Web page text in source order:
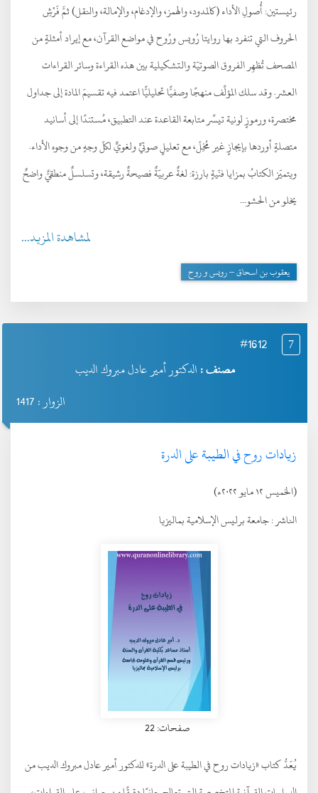
رئيستين: أُصولِ الأداء (كالمدود، والهمز، والإدغام، والإمالة، والنقل) ثمَّ فَرْشِ
الحروف التي تنفرد بها روايتا رُويس ورُوح في مواضع القرآن، مع إيراد أمثلةٍ من
المصحف تُظهِر الفروق الصوتيّة والتشكيلية بين هذه القراءة وسائر القراءات
العشر. وقد سلك المؤلِّف منهجًا وصفيًّا تحليليًّا اعتمد فيه تقسيمَ المادة إلى جداول
مختصرة، ورموزٍ لونية تيسِّر متابعة القاعدة عند التطبيق، مُستندًا إلى أسانيد
متصلةٍ أوردها بإيجازٍ غير مُخِلّ، مع تعليلٍ صوتيٍّ ولغويٍّ لكلّ وجهٍ من وجوه الأداء.
ويتميّز الكتابُ بمزايا فنّيةٍ بارزة: لغةٌ عربيّةٌ فصيحةٌ رشيقة، وتسلسلٌ منطقيٌّ واضحٌ
يخلو من الحشو...
لمشاهدة المزيد...
يعقوب بن اسحاق – رويس و روح
7
#1612
مصنف : الدكتور أمير عادل مبروك الديب
الزوار : 1417
زيادات روح في الطيبة على الدرة
(الخميس ١٢ مايو ٢٠٢٢ء)
الناشر :جامعة برليس الإسلامية بماليزيا
صفحات: 22
يُعَدُّ كتاب «زيادات روح في الطيبة على الدرة» للدكتور أمير عادل مبروك الديب من